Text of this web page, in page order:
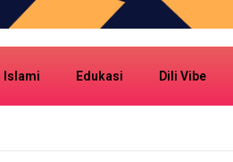
Islami Edukasi Dili Vibe